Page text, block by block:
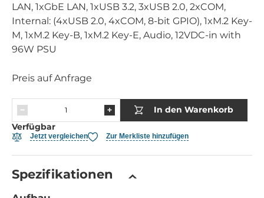
LAN, 1xGbE LAN, 1xUSB 3.2, 3xUSB 2.0, 2xCOM,
Internal: (4xUSB 2.0, 4xCOM, 8-bit GPIO), 1xM.2 Key-
M, 1xM.2 Key-B, 1xM.2 Key-E, Audio, 12VDC-in with
96W PSU
Preis auf Anfrage
In den Warenkorb
Verfügbar
Jetzt vergleichen Zur Merkliste hinzufügen
Spezifikationen